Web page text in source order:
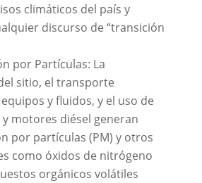
climáticos del país y
discurso de “transición
por Partículas: La
sitio, el transporte
y fluidos, y el uso de
motores diésel generan
por partículas (PM) y otros
como óxidos de nitrógeno
orgánicos volátiles